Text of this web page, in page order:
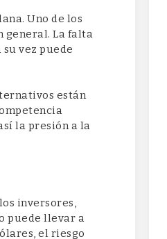
Uno de los
general. La falta
vez puede
están
la presión a la
inversores,
puede llevar a
el riesgo